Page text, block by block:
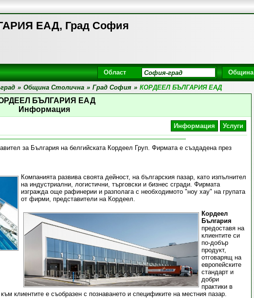
ЕАД, Град София
Област Община
» Община Столична » Град София » КОРДЕЕЛ БЪЛГАРИЯ ЕАД
БЪЛГАРИЯ ЕАД
Информация
Информация Услуги
за България на белгийската Кордеел Груп. Фирмата е създадена през
Компанията развива своята дейност, на българския пазар, като изпълнител
на индустриални, логистични, търговски и бизнес сгради. Фирмата
изгражда още рафинерии и разполага с необходимото "ноу хау" на групата
от фирми, представители на Кордеел.
Кордеел
България
предоставя на
клиентите си
по-добър
продукт,
отговарящ на
европейските
стандарт и
добри
практики в
клиентите е съобразен с познаването и спецификите на местния пазар.